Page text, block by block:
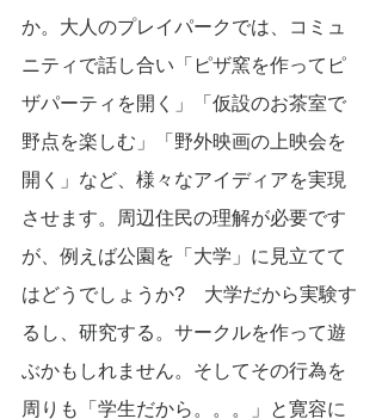
か。大人のプレイパークでは、コミュ
ニティで話し合い「ピザ窯を作ってピ
ザパーティを開く」「仮設のお茶室で
野点を楽しむ」「野外映画の上映会を
開く」など、様々なアイディアを実現
させます。周辺住民の理解が必要です
が、例えば公園を「大学」に見立てて
はどうでしょうか?　大学だから実験す
るし、研究する。サークルを作って遊
ぶかもしれません。そしてその行為を
周りも「学生だから。。。」と寛容に